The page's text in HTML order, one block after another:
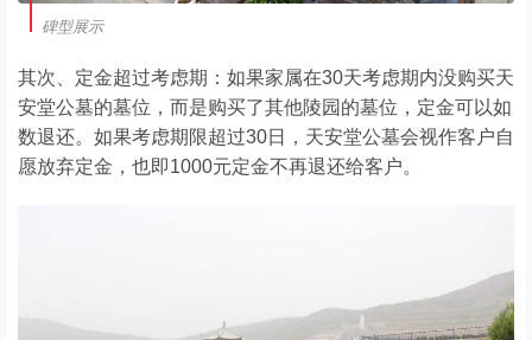
碑型展示
其次、定金超过考虑期：如果家属在30天考虑期内没购买天
安堂公墓的墓位，而是购买了其他陵园的墓位，定金可以如
数退还。如果考虑期限超过30日，天安堂公墓会视作客户自
愿放弃定金，也即1000元定金不再退还给客户。